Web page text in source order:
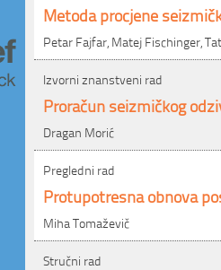
Metoda procjene
Petar Fajfar, Matej Fischinger,
Izvorni znanstveni rad
Proračun seizmičkog
Dragan Morić
Pregledni rad
Protupotresna obnova
Miha Tomaževič
Stručni rad